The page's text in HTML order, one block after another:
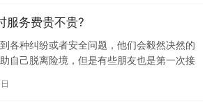
服务费贵不贵?
各种纠纷或者安全问题，他们会毅然决然的
自己脱离险境，但是有些朋友也是第一次接